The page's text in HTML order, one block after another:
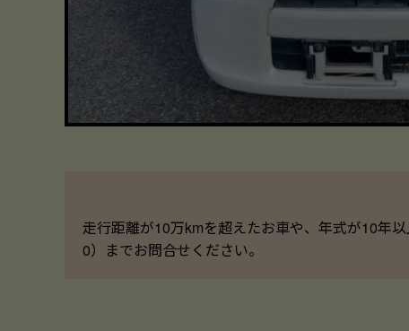
走行距離が10万kmを超えたお車や、年式が10年
0）までお問合せください。